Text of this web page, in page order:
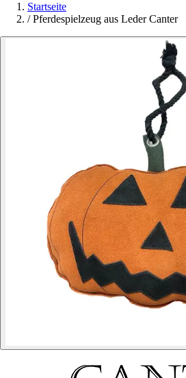
Startseite
/ Pferdespielzeug aus Leder Canter